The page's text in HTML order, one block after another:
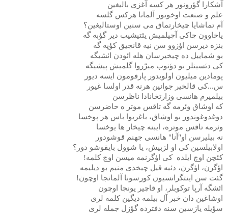
آشکارا گؤرونور هر کسه آغزی بالیغین
علم و صنعت اوخویور آلمانا هرکس گلسه
آم تماشایا چیخارتماق می سنین اوستالیغین؟
یاخاوون چاکی آچیلمیش یئتیشیب دیر گؤبه گه
بنزه دیرسن اؤزوو سن نیه قانجیق کؤپه گه
بو شماییل ده چیخیرسان هله ائودن ائشیگه
کی دئسینلر بو دؤنوب میرّروا گلمیش پیشیگه
پومادین میلیون اولوبدور پارفومون ایسه دیور
س...کی قالخیر جوانین هرنه قدر اولسا غیور
بیلمیرم هانسی وزارتخانادا ناظرسن
که اوشاق وئرمه گه تاقس موتر ه حاضرسن
دوغدوغوندور بو اوشاق، باغریوا باس هر پوخسا
وئرمه تاقس موتره، ایبنه چیخار ها یوخسا
نه بیلیرسن او"آنا" هانسی جهنم قوشودور
اولابیلسین کی او لزبیش، یا شوول بایقوشو دور؟
کئچن اوچ ایلده کی اؤگرنمه میسن اوچ کلمه!
اؤگرن، اؤگرن، دئیه قیل چیخدی منیم بو دیلیمه
گئت سن اینتگراتسیون کورسونا آلمانجا اوچون!
ائشگه آرپا توکوبلر، او قاچیر یونجا اوچون
اوشاغین دان خبر آل بیلمه دیگین کلمه لری
سؤیله یازسین سنه دفترده گؤزل جمله لری